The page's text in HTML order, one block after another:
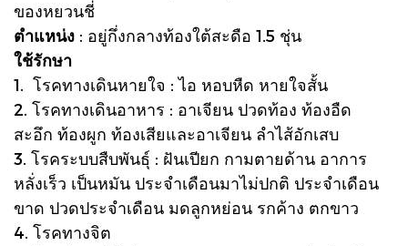
ของหยวนชี่
ตำแหน่ง : อยู่กึ่งกลางท้องใต้สะดือ 1.5 ชุ่น
ใช้รักษา
1. โรคทางเดินหายใจ : ไอ หอบหืด หายใจสั้น
2. โรคทางเดินอาหาร : อาเจียน ปวดท้อง ท้องอืด
สะอึก ท้องผูก ท้องเสียและอาเจียน ลำไส้อักเสบ
3. โรคระบบสืบพันธุ์ : ฝันเปียก กามตายด้าน อาการ
หลั่งเร็ว เป็นหมัน ประจำเดือนมาไม่ปกติ ประจำเดือน
ขาด ปวดประจำเดือน มดลูกหย่อน รกค้าง ตกขาว
4. โรคทางจิต